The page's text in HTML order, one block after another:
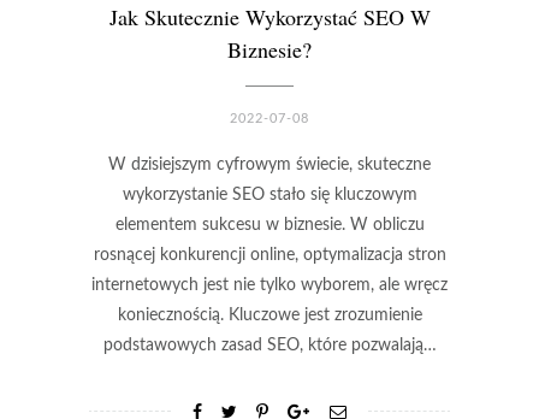
Jak Skutecznie Wykorzystać SEO W
Biznesie?
2022-07-08
W dzisiejszym cyfrowym świecie, skuteczne
wykorzystanie SEO stało się kluczowym
elementem sukcesu w biznesie. W obliczu
rosnącej konkurencji online, optymalizacja stron
internetowych jest nie tylko wyborem, ale wręcz
koniecznością. Kluczowe jest zrozumienie
podstawowych zasad SEO, które pozwalają…